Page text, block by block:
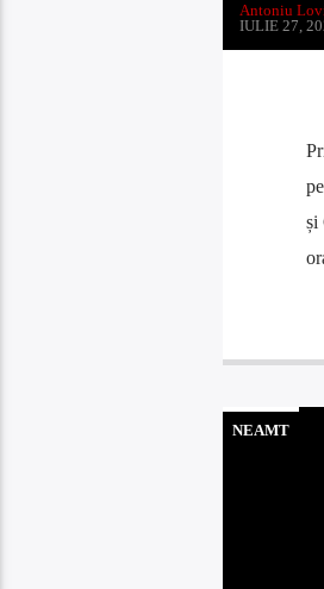
Antoniu
IULIE 27,
și
NEAMT